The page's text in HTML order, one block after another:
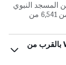
المسجد النبوي
- لقد حصل على نقاط تقييم تبلغ 8.6 من أكثر من 6,541 من
ما هو الفندق الجيد في Watergrasshill GAA بالقرب من